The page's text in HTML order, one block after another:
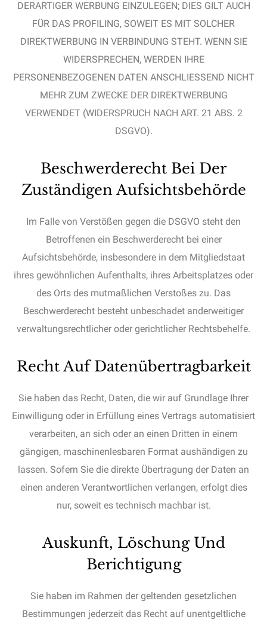
DERARTIGER WERBUNG EINZULEGEN; DIES GILT AUCH
FÜR DAS PROFILING, SOWEIT ES MIT SOLCHER
DIREKTWERBUNG IN VERBINDUNG STEHT. WENN SIE
WIDERSPRECHEN, WERDEN IHRE
PERSONENBEZOGENEN DATEN ANSCHLIESSEND NICHT
MEHR ZUM ZWECKE DER DIREKTWERBUNG
VERWENDET (WIDERSPRUCH NACH ART. 21 ABS. 2
DSGVO).
Beschwerderecht Bei Der
Zuständigen Aufsichtsbehörde
Im Falle von Verstößen gegen die DSGVO steht den
Betroffenen ein Beschwerderecht bei einer
Aufsichtsbehörde, insbesondere in dem Mitgliedstaat
ihres gewöhnlichen Aufenthalts, ihres Arbeitsplatzes oder
des Orts des mutmaßlichen Verstoßes zu. Das
Beschwerderecht besteht unbeschadet anderweitiger
verwaltungsrechtlicher oder gerichtlicher Rechtsbehelfe.
Recht Auf Datenübertragbarkeit
Sie haben das Recht, Daten, die wir auf Grundlage Ihrer
Einwilligung oder in Erfüllung eines Vertrags automatisiert
verarbeiten, an sich oder an einen Dritten in einem
gängigen, maschinenlesbaren Format aushändigen zu
lassen. Sofern Sie die direkte Übertragung der Daten an
einen anderen Verantwortlichen verlangen, erfolgt dies
nur, soweit es technisch machbar ist.
Auskunft, Löschung Und
Berichtigung
Sie haben im Rahmen der geltenden gesetzlichen
Bestimmungen jederzeit das Recht auf unentgeltliche